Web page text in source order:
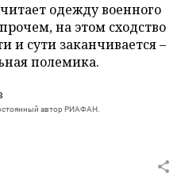
одежду военного
на этом сходство
и сути заканчивается –
полемика.
автор РИАФАН.